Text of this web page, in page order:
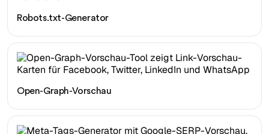
Robots.txt-Generator
Open-Graph-Vorschau